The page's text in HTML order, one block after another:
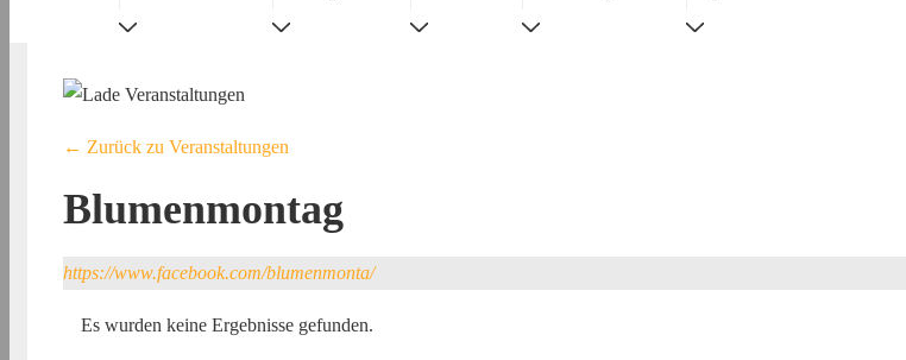
← Zurück zu Veranstaltungen
Blumenmontag
https://www.facebook.com/blumenmonta/
Es wurden keine Ergebnisse gefunden.